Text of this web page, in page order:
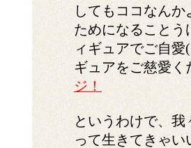
してもココなん
ためになること
ィギュアでご自
ギュアをご慈愛く
ジ！
というわけで、
って生きてきゃ